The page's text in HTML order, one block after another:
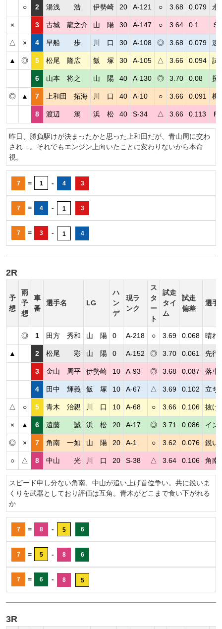
○ 2 湯浅 浩 伊勢崎 20 A-121 ○ 3.68 0.079 永
× 3 古城 龍之介 山 陽 30 A-147 ○ 3.64 0.1 Ｓ
△ × 4 早船 歩 川 口 30 A-108 ◎ 3.68 0.079 速
▲ ◎ 5 松尾 隆広 飯 塚 30 A-105 △ 3.66 0.094 試
6 山本 将之 山 陽 40 A-130 ◎ 3.70 0.08 捌
◎ ▲ 7 上和田 拓海 川 口 40 A-10 ○ 3.66 0.091 機
8 渡辺 篤 浜 松 40 S-34 △ 3.66 0.113
昨日、勝負駆けが決まったかと思った上和田だが、青山周に交わ
され…。それでもエンジン上向いたことに変わりないから本命
視。
7 = 1 - 4 3
7 = 4 - 1 3
7 = 3 - 1 4
2R
予
想
雨
予
想
車
番
選手名 LG
ハ
ン
デ
現ラ
ンク
ス
タ
ー
ト
試走
タイ
ム
試走
偏差
選手
◎ 1 田方 秀和 山 陽 0 A-218 ○ 3.69 0.068 晴れ
▲ 2 松尾 彩 山 陽 0 A-152 ◎ 3.70 0.061 先行
3 金山 周平 伊勢崎 10 A-93 ◎ 3.68 0.087 落車
4 田中 輝義 飯 塚 10 A-67 △ 3.69 0.102 立ち
△ ○ 5 青木 治親 川 口 10 A-68 ○ 3.66 0.106 抜け
× ▲ 6 遠藤 誠 浜 松 20 A-17 ◎ 3.71 0.086 イン
◎ × 7 角南 一如 山 陽 20 A-1 ○ 3.62 0.076 鋭い
○ △ 8 中山 光 川 口 20 S-38 △ 3.64 0.106 角南
スピード申し分ない角南、中山が追い上げ首位争い。共に鋭いま
くりを武器としており評価は互角。青木がどこまで食い下がれる
か
7 = 8 - 5 6
7 = 5 - 8 6
7 = 6 - 8 5
3R